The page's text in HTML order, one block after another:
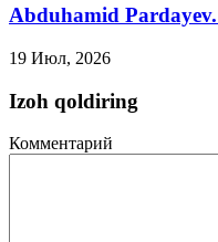
Abduhamid
19 Июл, 2026
Izoh qoldiring
Комментарий